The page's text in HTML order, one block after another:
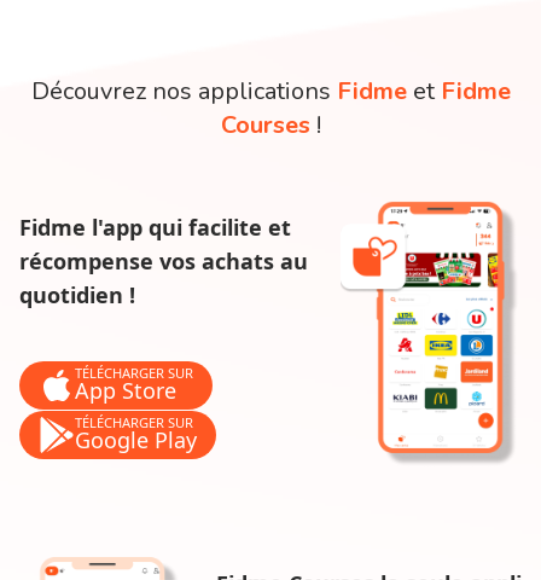
Découvrez nos applications Fidme et Fidme
Courses !
Fidme l'app qui facilite et
récompense vos achats au
quotidien !
TÉLÉCHARGER SUR
App Store
TÉLÉCHARGER SUR
Google Play